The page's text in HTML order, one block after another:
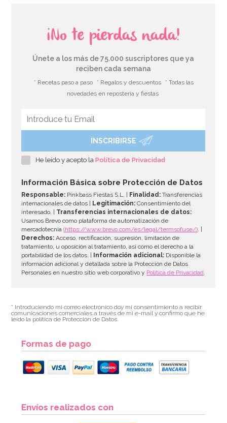
Invitaciones de Comunión Azules
AÑADIR
¡No te pierdas nada!
Únete a los más de 75.000 suscriptores que ya
reciben cada semana
* Recetas paso a paso * Regalos y descuentos
* Todas las
novedades en repostería y fiestas
INSCRIBIRSE
He leído y acepto laPolítica de Privacidad
Información Básica sobre Protección de Datos
Responsable: Pinkbass Fiestas S.L. | Finalidad: Transferencias
internacionales de datos |
Legitimación: Consentimiento del
interesado. | Transferencias internacionales de datos:
Usamos Brevo como plataforma de automatización de
mercadotecnia(https://www.brevo.com/es/legal/termsofuse/). |
Derechos: Acceso, rectificación, supresión, limitación de
tratamiento, u oposición al tratamiento, así como el derecho a la
portabilidad de los datos. |
Información adicional: Disponible la
información adicional y detallada sobre la Protección de Datos
Personales en nuestro sitio web corporativo y Política de Privacidad.
* Introduciendo mi correo electrónico doy mi consentimiento a recibir
comunicaciones comerciales a través de mi e-mail y confirmo que he
leído la política de Protección de Datos.
Formas de pago
Envíos realizados con